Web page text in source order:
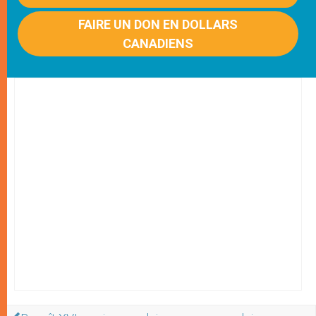
FAIRE UN DON EN DOLLARS
CANADIENS